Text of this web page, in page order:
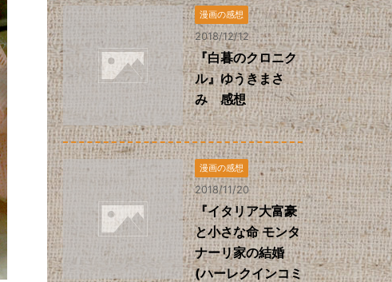
漫画の感想
2018/12/12
『白暮のクロニク
ル』ゆうきまさ
み 感想
漫画の感想
2018/11/20
『イタリア大富豪
と小さな命 モンタ
ナーリ家の結婚
(ハーレクインコミ